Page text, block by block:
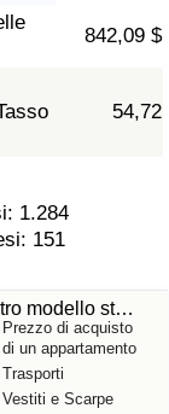
842,09 $
54,72
1.284
151
modello st…
Prezzo di acquisto
di un appartamento
Trasporti
Vestiti e Scarpe